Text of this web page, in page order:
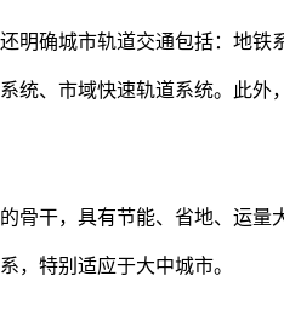
明确城市轨道交通包括：地
统、市域快速轨道系统。此外
骨干，具有节能、省地、运量
，特别适应于大中城市。